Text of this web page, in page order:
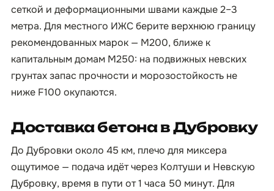
сеткой и деформационными швами каждые 2–3
метра. Для местного ИЖС берите верхнюю границу
рекомендованных марок — М200, ближе к
капитальным домам М250: на подвижных невских
грунтах запас прочности и морозостойкость не
ниже F100 окупаются.
Доставка бетона в Дубровку
До Дубровки около 45 км, плечо для миксера
ощутимое — подача идёт через Колтуши и Невскую
Дубровку, время в пути от 1 часа 50 минут. Для